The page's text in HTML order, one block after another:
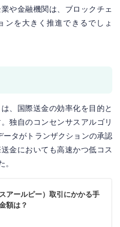
や金融機関は、ブロックチェ
ンを大きく推進できるでしょ
、国際送金の効率化を目的と
独自のコンセンサスアルゴリ
ータがトランザクションの承認
金においても高速かつ低コス
。
アールピー）取引にかかる手
額は？